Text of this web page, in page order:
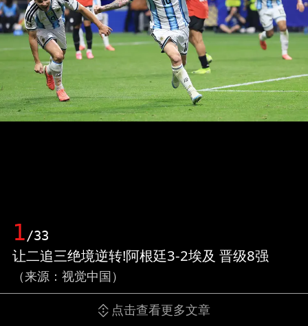
1/33
让二追三绝境逆转!阿根廷3-2埃及 晋级8强
（来源：视觉中国）
点击查看更多文章